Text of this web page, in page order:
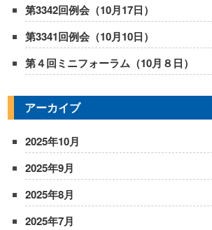
第3342回例会（10月17日）
第3341回例会（10月10日）
第４回ミニフォーラム（10月８日）
アーカイブ
2025年10月
2025年9月
2025年8月
2025年7月